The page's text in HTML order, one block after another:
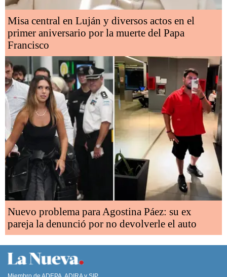
Misa central en Luján y diversos actos en el
primer aniversario por la muerte del Papa
Francisco
Nuevo problema para Agostina Páez: su ex
pareja la denunció por no devolverle el auto